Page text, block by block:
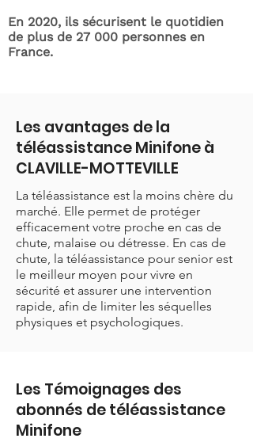
En 2020, ils sécurisent le quotidien
de plus de 27 000 personnes en
France.
Les avantages de la
téléassistance Minifone à
CLAVILLE-MOTTEVILLE
La téléassistance est la moins chère du
marché. Elle permet de protéger
efficacement votre proche en cas de
chute, malaise ou détresse. En cas de
chute, la téléassistance pour senior est
le meilleur moyen pour vivre en
sécurité et assurer une intervention
rapide, afin de limiter les séquelles
physiques et psychologiques.
Les Témoignages des
abonnés de téléassistance
Minifone